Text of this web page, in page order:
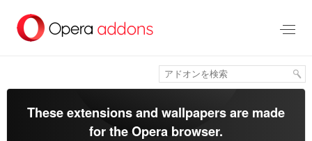
メ
These extensions and wallpapers are made
for theOpera browser.